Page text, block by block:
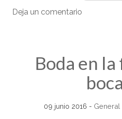
Deja un comentario
Boda en la
09 junio 2016 - General